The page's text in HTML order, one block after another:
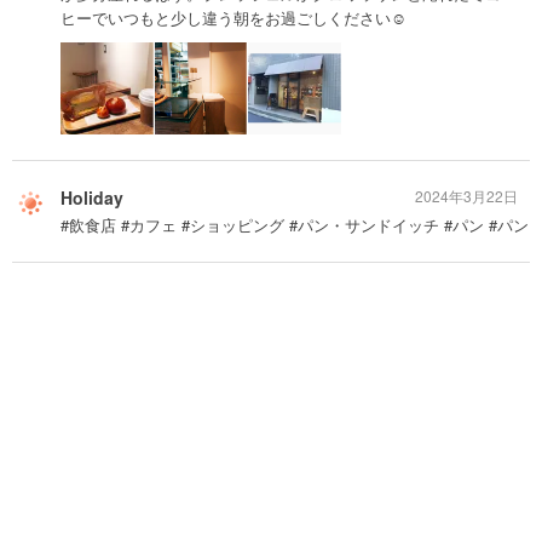
ヒーでいつもと少し違う朝をお過ごしください☺️
Holiday
#飲食店 #カフェ #ショッピング #パン・サンドイッチ #パン #パン
2024年3月22日